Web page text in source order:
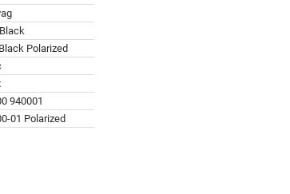
Polarized
940001
01 Polarized